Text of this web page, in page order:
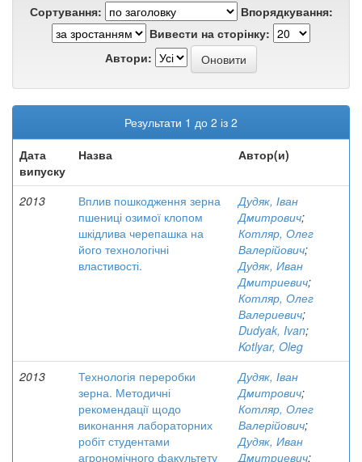
Сортування:
Впорядкування:
Вивести на сторінку:
Автори:
Результати 1 до 2 із 2
Дата
випуску
Назва Автор(и)
2013
Вплив пошкодження зерна
пшениці озимої клопом
шкідлива черепашка на
його технологічні
властивості.
Дудяк, Іван
Дмитрович;
Котляр, Олег
Валерійович;
Дудяк, Иван
Дмитриевич;
Котляр, Олег
Валериевич;
Dudyak, Ivan;
Kotlyar, Oleg
2013
Технологія переробки
зерна. Методичні
рекомендації щодо
виконання лабораторних
робіт студентами
агрономічного факультету
Дудяк, Іван
Дмитрович;
Котляр, Олег
Валерійович;
Дудяк, Иван
Дмитриевич;